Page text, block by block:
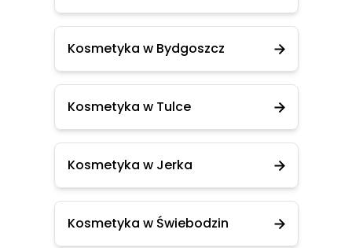
Kosmetyka w Bydgoszcz
Kosmetyka w Tulce
Kosmetyka w Jerka
Kosmetyka w Świebodzin